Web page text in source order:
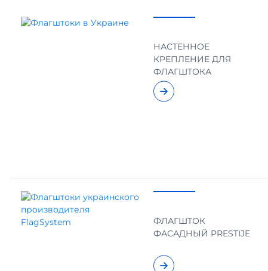
НАСТЕННОЕ
КРЕПЛЕНИЕ ДЛЯ
ФЛАГШТОКА
ФЛАГШТОК
ФАСАДНЫЙ PRESTIJE